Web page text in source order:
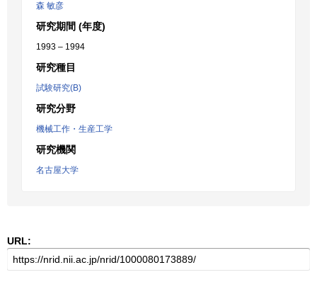
森 敏彦
研究期間 (年度)
1993 – 1994
研究種目
試験研究(B)
研究分野
機械工作・生産工学
研究機関
名古屋大学
URL: